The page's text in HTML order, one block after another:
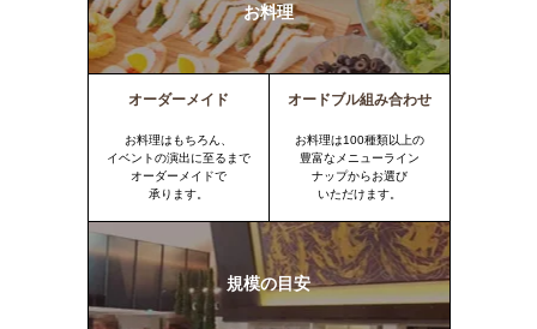
お料理
オーダーメイド
お料理はもちろん、
イベントの演出に至るまで
オーダーメイドで
承ります。
オードブル組み合わせ
お料理は100種類以上の
豊富なメニューライン
ナップからお選び
いただけます。
規模の目安